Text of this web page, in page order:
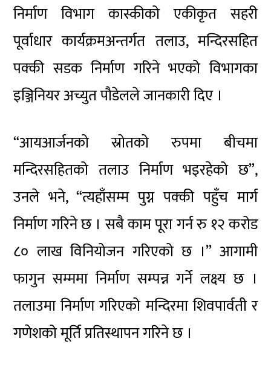
निर्माण विभाग कास्कीको एकीकृत सहरी
पूर्वाधार कार्यक्रमअन्तर्गत तलाउ, मन्दिरसहित
पक्की सडक निर्माण गरिने भएको विभागका
इञ्जिनियर अच्युत पौडेलले जानकारी दिए ।
“आयआर्जनको स्रोतको रुपमा बीचमा
मन्दिरसहितको तलाउ निर्माण भइरहेको छ”,
उनले भने, “त्यहाँसम्म पुग्न पक्की पहुँच मार्ग
निर्माण गरिने छ । सबै काम पूरा गर्न रु १२ करोड
८० लाख विनियोजन गरिएको छ ।” आगामी
फागुन सम्ममा निर्माण सम्पन्न गर्ने लक्ष्य छ ।
तलाउमा निर्माण गरिएको मन्दिरमा शिवपार्वती र
गणेशको मूर्ति प्रतिस्थापन गरिने छ ।